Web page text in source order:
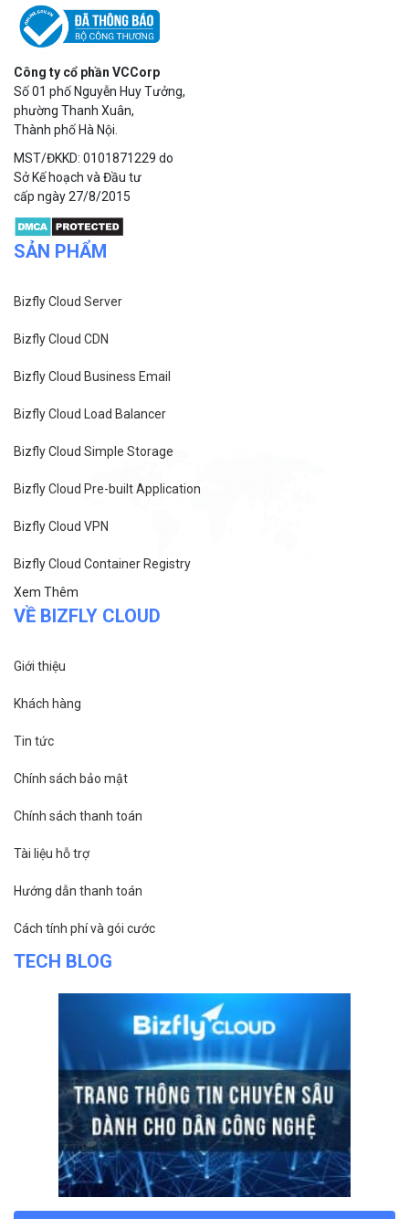
Công ty cổ phần VCCorp
Số 01 phố Nguyễn Huy Tưởng,
phường Thanh Xuân,
Thành phố Hà Nội.
MST/ĐKKD: 0101871229 do
Sở Kế hoạch và Đầu tư
cấp ngày 27/8/2015
SẢN PHẨM
Bizfly Cloud Server
Bizfly Cloud CDN
Bizfly Cloud Business Email
Bizfly Cloud Load Balancer
Bizfly Cloud Simple Storage
Bizfly Cloud Pre-built Application
Bizfly Cloud VPN
Bizfly Cloud Container Registry
Xem Thêm
VỀ BIZFLY CLOUD
Giới thiệu
Khách hàng
Tin tức
Chính sách bảo mật
Chính sách thanh toán
Tài liệu hỗ trợ
Hướng dẫn thanh toán
Cách tính phí và gói cước
TECH BLOG